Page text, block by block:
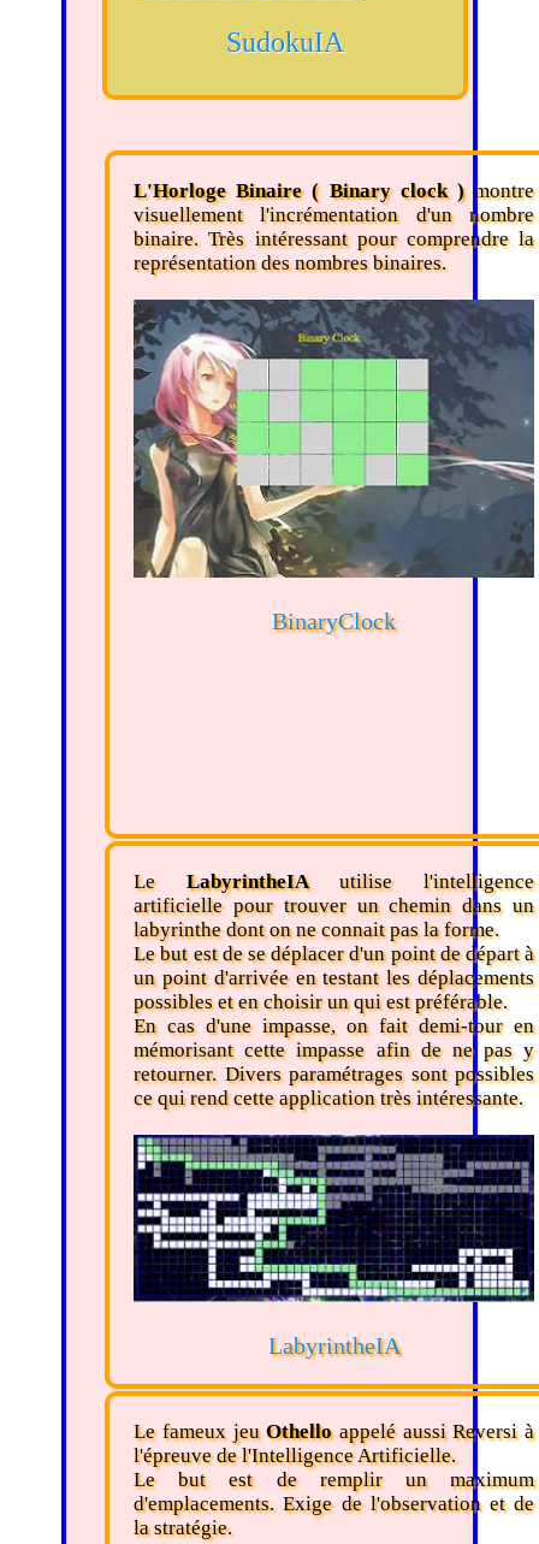
SudokuIA
L'Horloge Binaire ( Binary clock )montre
visuellement l'incrémentation d'un nombre
binaire. Très intéressant pour comprendre la
représentation des nombres binaires.
BinaryClock
Le LabyrintheIAutilise l'intelligence
artificielle pour trouver un chemin dans un
labyrinthe dont on ne connait pas la forme.
Le but est de se déplacer d'un point de départ à
un point d'arrivée en testant les déplacements
possibles et en choisir un qui est préférable.
En cas d'une impasse, on fait demi-tour en
mémorisant cette impasse afin de ne pas y
retourner. Divers paramétrages sont possibles
ce qui rend cette application très intéressante.
LabyrintheIA
Le fameux jeuOthelloappelé aussi Reversi à
l'épreuve de l'Intelligence Artificielle.
Le but est de remplir un maximum
d'emplacements. Exige de l'observation et de
la stratégie.